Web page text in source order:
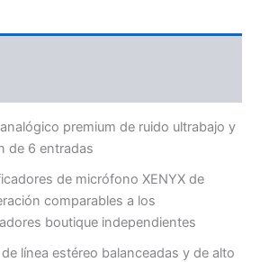
premium de ruido ultrabajo y
de 6 entradas
de micrófono XENYX de
comparables a los
boutique independientes
línea estéreo balanceadas y de alto